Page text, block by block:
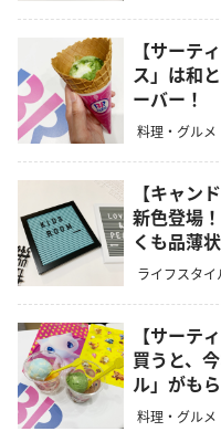
【サーテ
ス」は和
ーバー！
料理・グルメ
【キャン
新色登場
くも品薄
ライフスタイ
【サーテ
買うと、
ル」がも
料理・グルメ